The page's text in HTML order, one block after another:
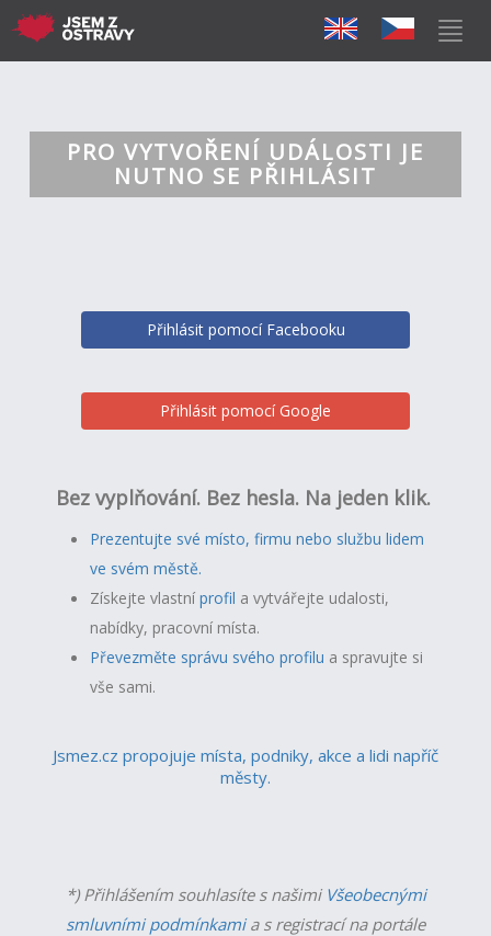
PRO VYTVOŘENÍ UDÁLOSTI JE
NUTNO SE PŘIHLÁSIT
Přihlásit pomocí Facebooku
Přihlásit pomocí Google
Bez vyplňování. Bez hesla. Na jeden klik.
Prezentujte své místo, firmu nebo službu lidem
ve svém městě.
Získejte vlastníprofil a vytvářejte udalosti,
nabídky, pracovní místa.
Převezměte správu svého profilu a spravujte si
vše sami.
Jsmez.cz propojuje místa, podniky, akce a lidi napříč
městy.
*) Přihlášením souhlasíte s našimi Všeobecnými
smluvními podmínkamia s registrací na portále